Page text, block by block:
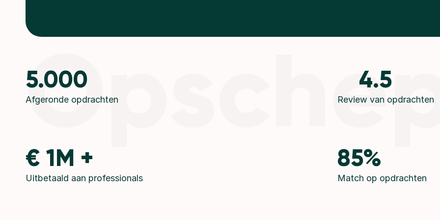
5.000
Afgeronde opdrachten
4.5
Review van opdrachten
€ 1M +
Uitbetaald aan professionals
85%
Match op opdrachten